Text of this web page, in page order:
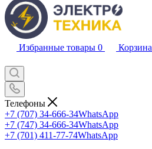
Избранные товары 0 Корзина
Телефоны
+7 (707) 34-666-34WhatsApp
+7 (747) 34-666-34WhatsApp
+7 (701) 411-77-74WhatsApp